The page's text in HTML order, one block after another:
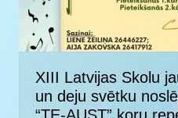
XIII Latvijas Skolu
un deju svētku